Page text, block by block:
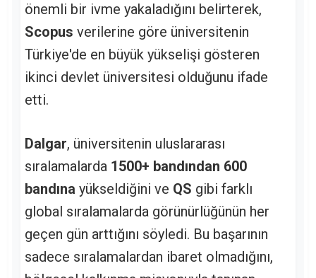
önemli bir ivme yakaladığını belirterek,
Scopus verilerine göre üniversitenin
Türkiye'de en büyük yükselişi gösteren
ikinci devlet üniversitesi olduğunu ifade
etti.
Dalgar, üniversitenin uluslararası
sıralamalarda 1500+ bandından 600
bandına yükseldiğini ve QS gibi farklı
global sıralamalarda görünürlüğünün her
geçen gün arttığını söyledi. Bu başarının
sadece sıralamalardan ibaret olmadığını,